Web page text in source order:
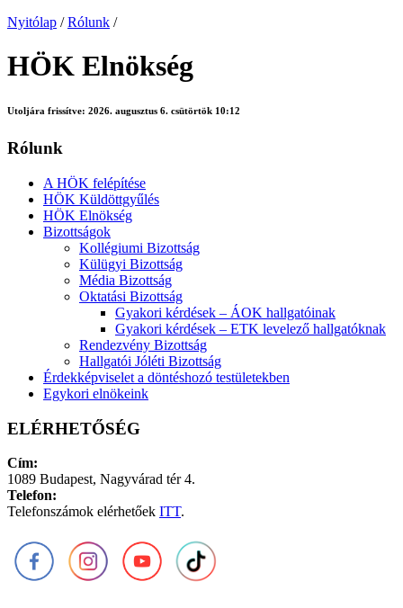
Nyitólap / Rólunk /
HÖK Elnökség
Utoljára frissítve: 2026. augusztus 6. csütörtök 10:12
Rólunk
A HÖK felépítése
HÖK Küldöttgyűlés
HÖK Elnökség
Bizottságok
Kollégiumi Bizottság
Külügyi Bizottság
Média Bizottság
Oktatási Bizottság
Gyakori kérdések – ÁOK hallgatóinak
Gyakori kérdések – ETK levelező hallgatóknak
Rendezvény Bizottság
Hallgatói Jóléti Bizottság
Érdekképviselet a döntéshozó testületekben
Egykori elnökeink
ELÉRHETŐSÉG
Cím:
1089 Budapest, Nagyvárad tér 4.
Telefon:
Telefonszámok elérhetőek ITT.